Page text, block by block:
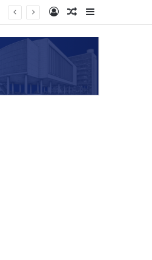
Log InRandom Article